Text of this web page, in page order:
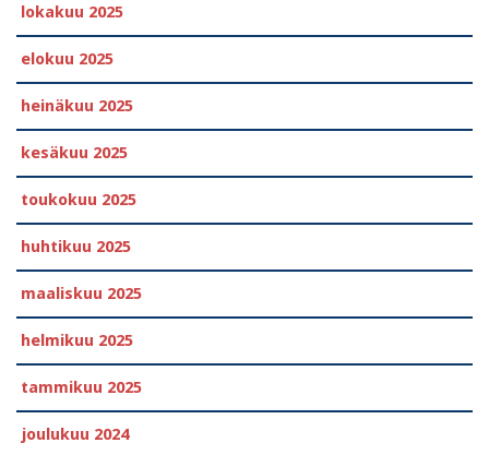
lokakuu 2025
elokuu 2025
heinäkuu 2025
kesäkuu 2025
toukokuu 2025
huhtikuu 2025
maaliskuu 2025
helmikuu 2025
tammikuu 2025
joulukuu 2024